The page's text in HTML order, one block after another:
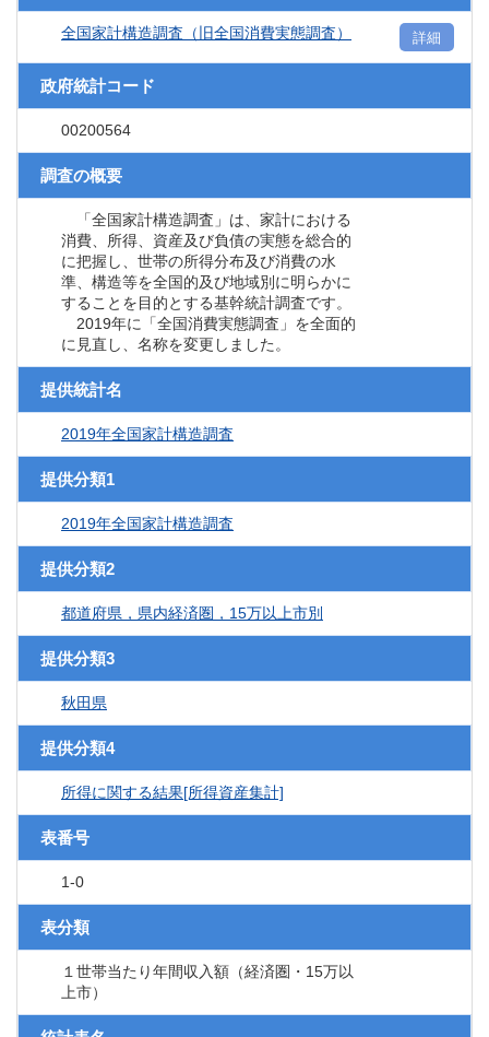
全国家計構造調査（旧全国消費実態調査） 詳細
政府統計コード
00200564
調査の概要
「全国家計構造調査」は、家計における
消費、所得、資産及び負債の実態を総合的
に把握し、世帯の所得分布及び消費の水
準、構造等を全国的及び地域別に明らかに
することを目的とする基幹統計調査です。
2019年に「全国消費実態調査」を全面的
に見直し、名称を変更しました。
提供統計名
2019年全国家計構造調査
提供分類1
2019年全国家計構造調査
提供分類2
都道府県，県内経済圏，15万以上市別
提供分類3
秋田県
提供分類4
所得に関する結果[所得資産集計]
表番号
1-0
表分類
１世帯当たり年間収入額（経済圏・15万以
上市）